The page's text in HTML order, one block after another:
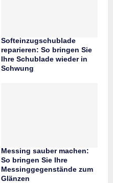
Softeinzugschublade
reparieren: So bringen Sie
Ihre Schublade wieder in
Schwung
Messing sauber machen:
So bringen Sie Ihre
Messinggegenstände zum
Glänzen